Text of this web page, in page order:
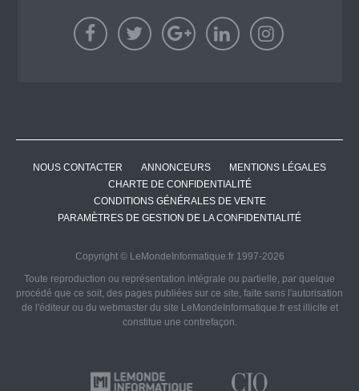
NOUS CONTACTER ANNONCEURS
MENTIONS LÉGALES
CHARTE DE CONFIDENTIALITÉ
CONDITIONS GÉNÉRALES DE VENTE
PARAMÈTRES DE GESTION DE LA CONFIDENTIALITÉ
Copyright © LeMondeInformatique.fr 1997-2026
Toute reproduction ou représentation intégrale ou partielle, par quelque
procédé que ce soit, des pages publiées sur ce site, faite sans l'autorisation
de l'éditeur ou du webmaster du site LeMondeInformatique.fr est illicite et
constitue une contrefaçon.